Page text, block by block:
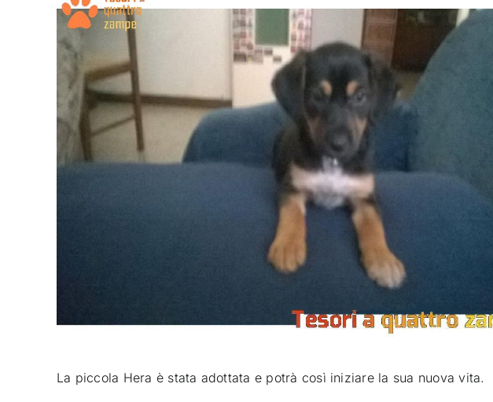
La piccola Hera è stata adottata e potrà così iniziare la sua nuova vita.